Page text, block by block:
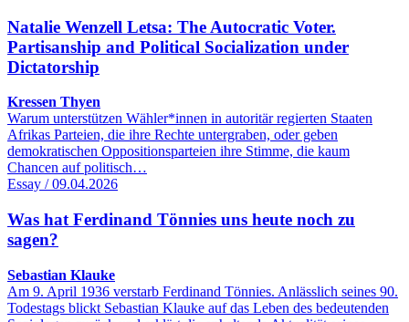
Natalie Wenzell Letsa: The Autocratic Voter.
Partisanship and Political Socialization under
Dictatorship
Kressen Thyen
Warum unterstützen Wähler*innen in autoritär regierten Staaten
Afrikas Parteien, die ihre Rechte untergraben, oder geben
demokratischen Oppositionsparteien ihre Stimme, die kaum
Chancen auf politisch…
Essay / 09.04.2026
Was hat Ferdinand Tönnies uns heute noch zu
sagen?
Sebastian Klauke
Am 9. April 1936 verstarb Ferdinand Tönnies. Anlässlich seines 90.
Todestags blickt Sebastian Klauke auf das Leben des bedeutenden